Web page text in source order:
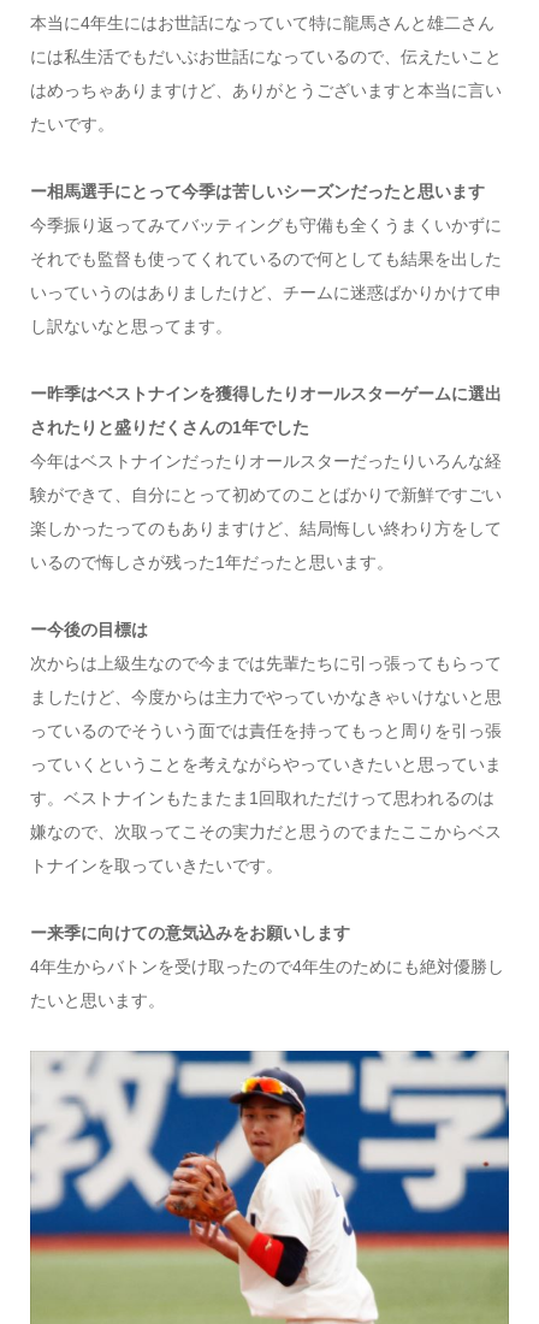
本当に4年生にはお世話になっていて特に龍馬さんと雄二さん
には私生活でもだいぶお世話になっているので、伝えたいこと
はめっちゃありますけど、ありがとうございますと本当に言い
たいです。
ー相馬選手にとって今季は苦しいシーズンだったと思います
今季振り返ってみてバッティングも守備も全くうまくいかずに
それでも監督も使ってくれているので何としても結果を出した
いっていうのはありましたけど、チームに迷惑ばかりかけて申
し訳ないなと思ってます。
ー昨季はベストナインを獲得したりオールスターゲームに選出
されたりと盛りだくさんの1年でした
今年はベストナインだったりオールスターだったりいろんな経
験ができて、自分にとって初めてのことばかりで新鮮ですごい
楽しかったってのもありますけど、結局悔しい終わり方をして
いるので悔しさが残った1年だったと思います。
ー今後の目標は
次からは上級生なので今までは先輩たちに引っ張ってもらって
ましたけど、今度からは主力でやっていかなきゃいけないと思
っているのでそういう面では責任を持ってもっと周りを引っ張
っていくということを考えながらやっていきたいと思っていま
す。ベストナインもたまたま1回取れただけって思われるのは
嫌なので、次取ってこその実力だと思うのでまたここからベス
トナインを取っていきたいです。
ー来季に向けての意気込みをお願いします
4年生からバトンを受け取ったので4年生のためにも絶対優勝し
たいと思います。